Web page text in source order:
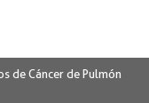
de Cáncer de Pulmón